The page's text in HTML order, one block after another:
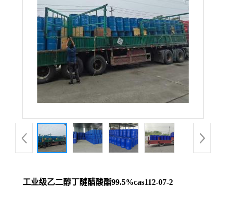
工业级乙二醇丁醚醋酸酯99.5%cas112-07-2